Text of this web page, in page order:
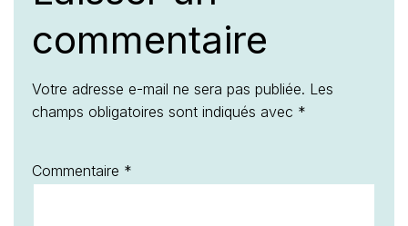
commentaire
Votre adresse e-mail ne sera pas publiée. Les
champs obligatoires sont indiqués avec *
Commentaire *